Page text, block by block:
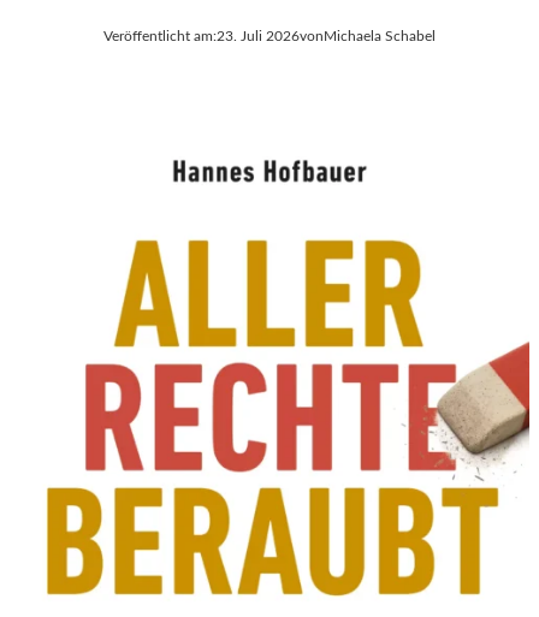
Veröffentlicht am:23. Juli 2026von Michaela Schabel